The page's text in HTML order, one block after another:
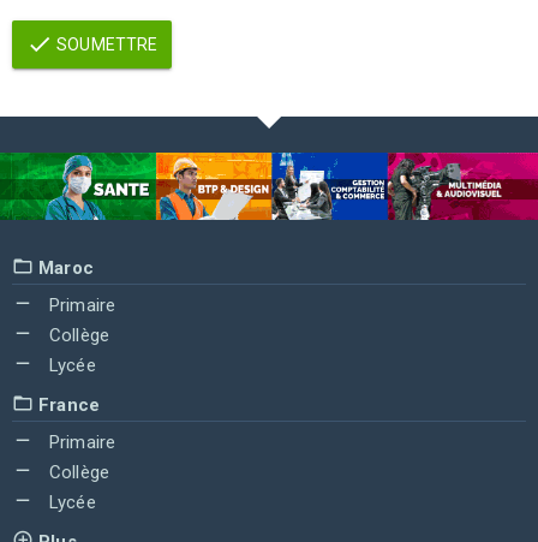
SOUMETTRE
Maroc
Primaire
Collège
Lycée
France
Primaire
Collège
Lycée